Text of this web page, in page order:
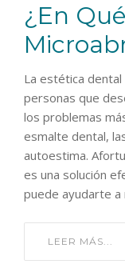
¿En
La estética
personas que
los problemas
esmalte dental,
autoestima.
es una solución
puede ayudarte a
LEER MÁS...